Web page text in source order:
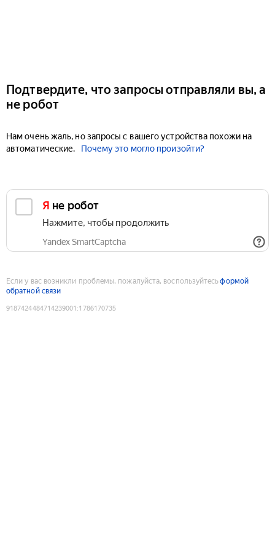
Подтвердите, что запросы отправляли вы, а
не робот
Нам очень жаль, но запросы с вашего устройства похожи на
автоматические.
Почему это могло произойти?
Я не робот
Нажмите, чтобы продолжить
Yandex SmartCaptcha
Если у вас возникли проблемы, пожалуйста, воспользуйтесьформой
обратной связи
9187424484714239001 :1786170735